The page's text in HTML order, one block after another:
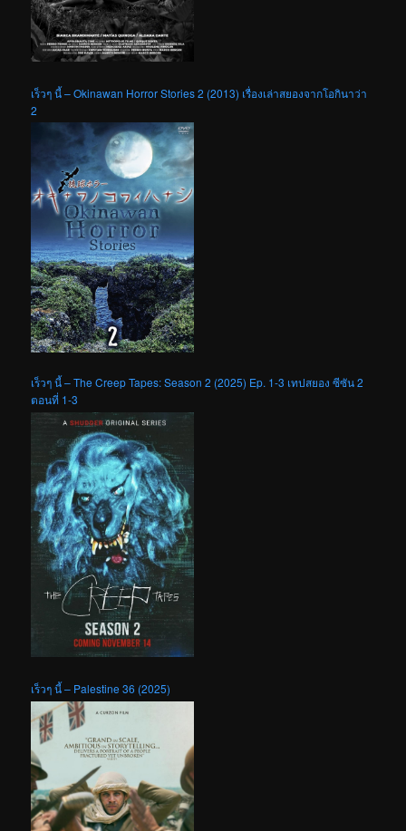
เร็วๆ นี้ – Okinawan Horror Stories 2 (2013) เรื่องเล่าสยองจากโอกินาว่า
2
เร็วๆ นี้ – The Creep Tapes: Season 2 (2025) Ep. 1-3 เทปสยอง ซีซัน 2
ตอนที่ 1-3
เร็วๆ นี้ – Palestine 36 (2025)